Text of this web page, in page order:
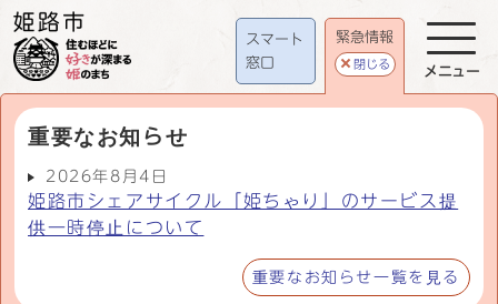
スマート
窓口
緊急情報
閉じる
重要なお知らせ
2026年8月4日
姫路市シェアサイクル「姫ちゃり」のサービス提
供一時停止について
重要なお知らせ一覧を見る
メニュー